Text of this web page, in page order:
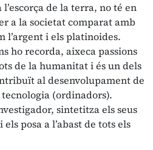
de la terra, no té en
a la societat comparat amb
l’argent i els platinoides.
ho recorda, aixeca passions
de la humanitat i és un dels
al desenvolupament de
(ordinadors).
sintetitza els seus
posa a l’abast de tots els